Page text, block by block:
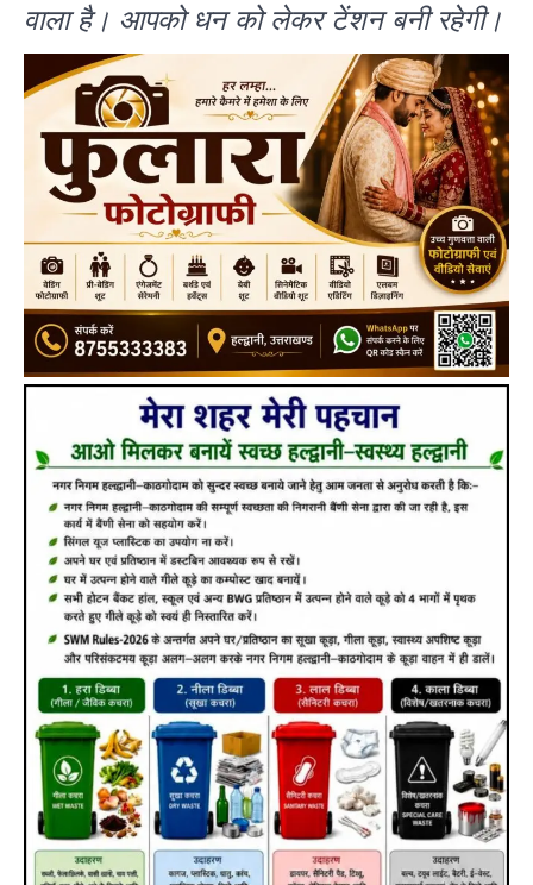
वाला है। आपको धन को लेकर टेंशन बनी रहेगी।